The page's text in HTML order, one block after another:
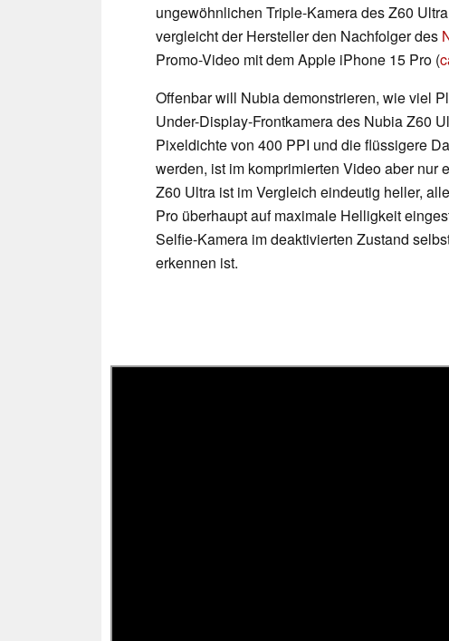
ungewöhnlichen Triple-Kamera des Z60 Ultra
vergleicht der Hersteller den Nachfolger des
Promo-Video mit dem Apple iPhone 15 Pro (
Offenbar will Nubia demonstrieren, wie viel
Under-Display-Frontkamera des Nubia Z60
Pixeldichte von 400 PPI und die flüssigere
werden, ist im komprimierten Video aber
Z60 Ultra ist im Vergleich eindeutig heller,
Pro überhaupt auf maximale Helligkeit
Selfie-Kamera im deaktivierten Zustand
erkennen ist.